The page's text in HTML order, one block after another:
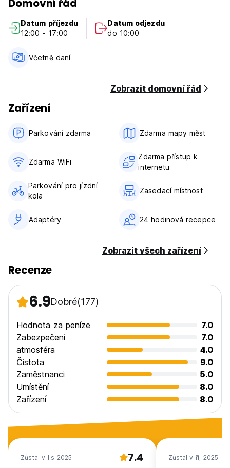
Check in od 12:00 hod
Odhlášení před 10:00 hod
Maximální doba pobytu je 8 dní.
Platba při příjezdu v hotovosti.
Snídaně není v ceně -
Kontrola časového limitu vstupu ve 22 hodin po zrušení
Všeobecné:
Žádný zákaz vycházení. (Auto-translated from original
Domovní řád
Datum příjezdu
12:00 - 17:00
Datum odjezdu
do 10:00
Včetně daní
Zobrazit domovní řád
Zařízení
Parkování zdarma Zdarma mapy měst
Zdarma WiFi
Zdarma přístup k
internetu
Parkování pro jízdní
kola
Zasedací místnost
Adaptéry 24 hodinová recepce
Zobrazit všech zařízení
Recenze
6.9Dobré(177)
Hodnota za peníze
7.0
Zabezpečení
7.0
atmosféra
4.0
Čistota
9.0
Zaměstnanci
5.0
Umístění
8.0
Zařízení
8.0
Zůstal v lis 2025 7.4 Zůstal v říj 2025